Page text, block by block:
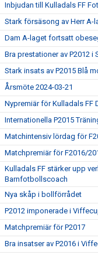
Inbjudan till Kulladals FF
Stark försäsong av Herr A-
Dam A-laget fortsatt
Bra prestationer av P2012 i
Stark insats av P2015 Blå
Årsmöte 2024-03-21
Nypremiär för Kulladals FF
Internationella P2015
Matchintensiv lördag för
Matchpremiär för F2016/
Kulladals FF stärker upp
Barnfotbollscoach
Nya skåp i bollförrådet
P2012 imponerade i
Matchpremiär för P2017
Bra insatser av P2016 i